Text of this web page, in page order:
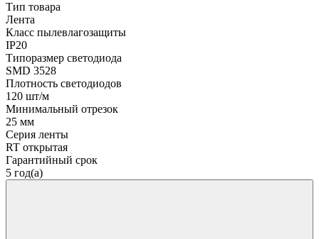
Тип товара
Лента
Класс пылевлагозащиты
IP20
Типоразмер светодиода
SMD 3528
Плотность светодиодов
120 шт/м
Минимальный отрезок
25 мм
Серия ленты
RT открытая
Гарантийный срок
5 год(а)